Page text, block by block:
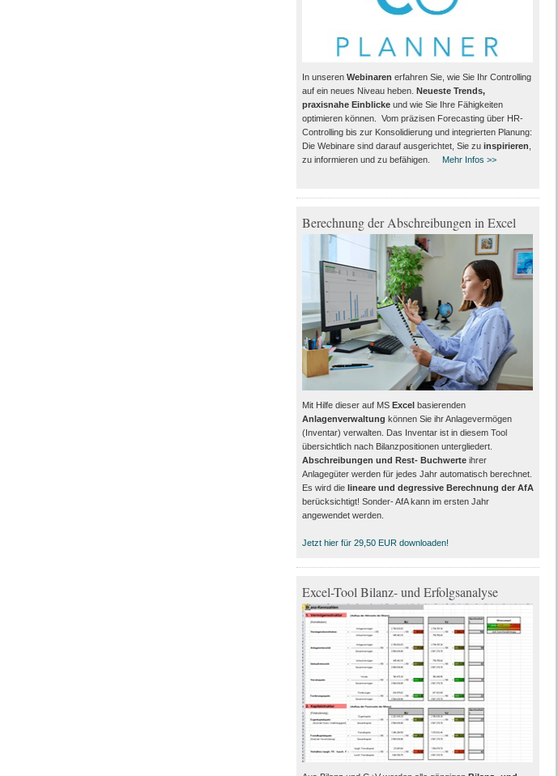
In unseren Webinaren erfahren Sie, wie Sie Ihr Controlling
auf ein neues Niveau heben. Neueste Trends,
praxisnahe Einblickeund wie Sie Ihre Fähigkeiten
optimieren können. Vom präzisen Forecasting über HR-
Controlling bis zur Konsolidierung und integrierten Planung:
Die Webinare sind darauf ausgerichtet, Sie zu inspirieren
zu informieren und zu befähigen.
Mehr Infos >>
Berechnung der Abschreibungen in Excel
Mit Hilfe dieser auf MS Excelbasierenden
Anlagenverwaltung können Sie ihr Anlagevermögen
(Inventar) verwalten. Das Inventar ist in diesem Tool
übersichtlich nach Bilanzpositionen untergliedert.
Abschreibungen und Rest- Buchwerteihrer
Anlagegüter werden für jedes Jahr automatisch berechnet.
Es wird die lineare und degressive Berechnung der AfA
berücksichtigt! Sonder- AfA kann im ersten Jahr
angewendet werden.
Jetzt hier für 29,50 EUR downloaden!
Excel-Tool Bilanz- und Erfolgsanalyse